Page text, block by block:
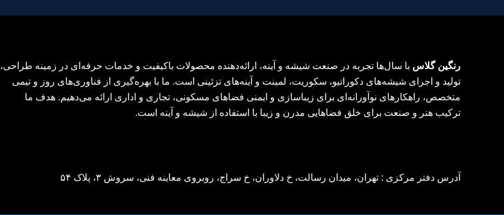
رنگین گلاس با سال‌ها تجربه در صنعت شیشه و آینه، ارائه‌دهنده محصولات باکیفیت و خدمات حرفه‌ای در زمینه طراحی،
تولید و اجرای شیشه‌های دکوراتیو، سکوریت، لمینت و آینه‌های تزئینی است. ما با بهره‌گیری از فناوری‌های روز و تیمی
متخصص، راهکارهای نوآورانه‌ای برای زیباسازی و ایمنی فضاهای مسکونی، تجاری و اداری ارائه می‌دهیم. هدف ما
ترکیب هنر و صنعت برای خلق فضاهایی مدرن و زیبا با استفاده از شیشه و آینه است.
آدرس دفتر مرکزی : تهران، میدان رسالت، خ دلاوران، خ سراج، روبروی معاینه فنی، سروش ۳، پلاک ۵۴